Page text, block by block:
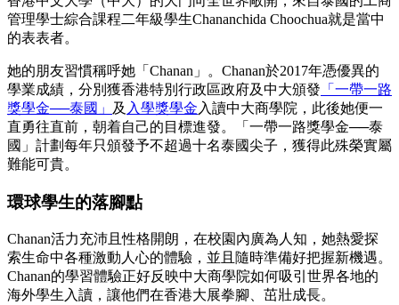
管理學士綜合課程二年級學生Chananchida Choochua就是當中
的表表者。
她的朋友習慣稱呼她「Chanan」。Chanan於2017年憑優異的
學業成績，分別獲香港特別行政區政府及中大頒發 「一帶一路
獎學金──泰國」
及 入學獎學金 入讀中大商學院，此後她便一
直勇往直前，朝着自己的目標進發。「一帶一路獎學金──泰
國」計劃每年只頒發予不超過十名泰國尖子，獲得此殊榮實屬
難能可貴。
環球學生的落腳點
Chanan活力充沛且性格開朗，在校園內廣為人知，她熱愛探
索生命中各種激動人心的體驗，並且隨時準備好把握新機遇。
Chanan的學習體驗正好反映中大商學院如何吸引世界各地的
海外學生入讀，讓他們在香港大展拳腳、茁壯成長。